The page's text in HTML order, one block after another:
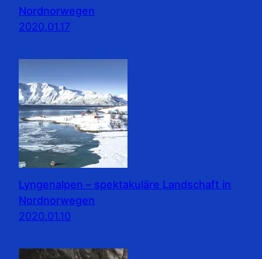
Nordnorwegen
2020.01.17
Lyngenalpen – spektakuläre Landschaft in
Nordnorwegen
2020.01.10